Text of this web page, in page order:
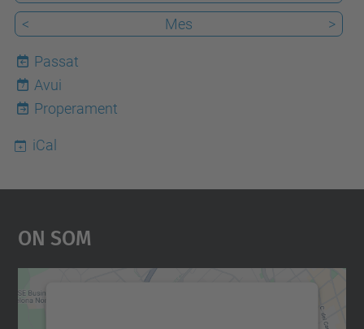
<
Mes >
Passat
7
Avui
Properament
iCal
On Som